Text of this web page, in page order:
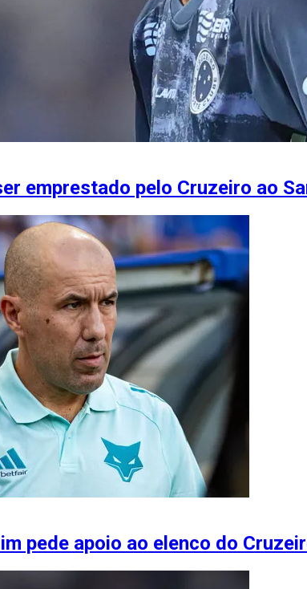
emprestado pelo Cruzeiro ao
pede apoio ao elenco do